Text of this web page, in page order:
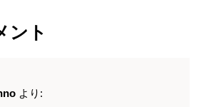
ント
より: